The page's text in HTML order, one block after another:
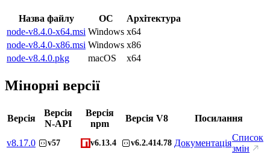
Назва файлу ОС
Архітектура
node-v8.4.0-x64.msi Windows x64
node-v8.4.0-x86.msi Windows x86
node-v8.4.0.pkg
macOS x64
Мінорні версії
Версія
Версія
N-API
Версія
npm
Версія V8 Посилання
v8.17.0 v57 v6.13.4 v6.2.414.78 Документація
Список
змін